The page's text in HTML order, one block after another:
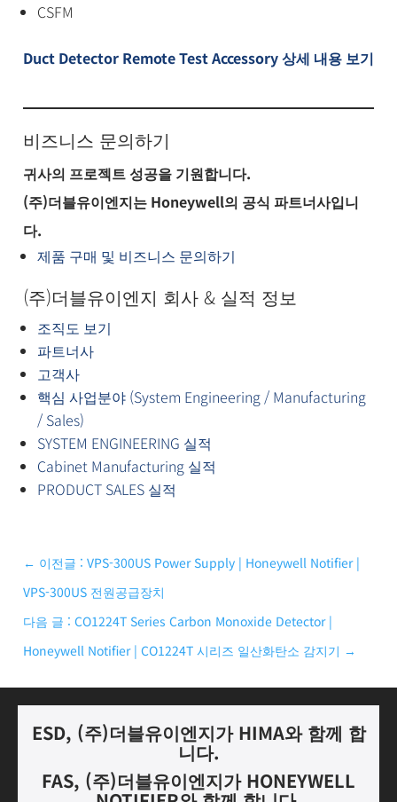
CSFM
Duct Detector Remote Test Accessory 상세 내용 보기
비즈니스 문의하기
귀사의 프로젝트 성공을 기원합니다.
(주)더블유이엔지는 Honeywell의 공식 파트너사입니
다.
제품 구매 및 비즈니스 문의하기
(주)더블유이엔지 회사 & 실적 정보
조직도 보기
파트너사
고객사
핵심 사업분야 (System Engineering / Manufacturing
/ Sales)
SYSTEM ENGINEERING 실적
Cabinet Manufacturing 실적
PRODUCT SALES 실적
← 이전글 : VPS-300US Power Supply | Honeywell Notifier |
VPS-300US 전원공급장치
다음 글 : CO1224T Series Carbon Monoxide Detector |
Honeywell Notifier | CO1224T 시리즈 일산화탄소 감지기 →
ESD, (주)더블유이엔지가 HIMA와 함께 합
니다.
FAS, (주)더블유이엔지가 HONEYWELL